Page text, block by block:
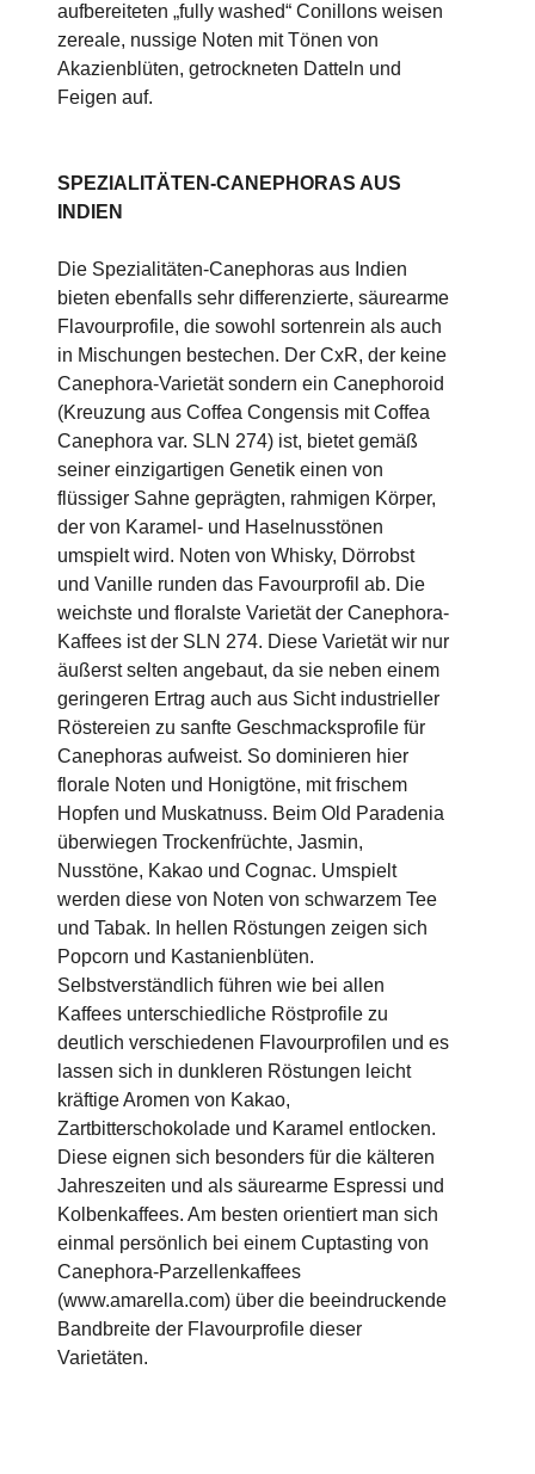
aufbereiteten „fully washed“ Conillons weisen
zereale, nussige Noten mit Tönen von
Akazienblüten, getrockneten Datteln und
Feigen auf.
SPEZIALITÄTEN-CANEPHORAS AUS
INDIEN
Die Spezialitäten-Canephoras aus Indien
bieten ebenfalls sehr differenzierte, säurearme
Flavourprofile, die sowohl sortenrein als auch
in Mischungen bestechen. Der CxR, der keine
Canephora-Varietät sondern ein Canephoroid
(Kreuzung aus Coffea Congensis mit Coffea
Canephora var. SLN 274) ist, bietet gemäß
seiner einzigartigen Genetik einen von
flüssiger Sahne geprägten, rahmigen Körper,
der von Karamel- und Haselnusstönen
umspielt wird. Noten von Whisky, Dörrobst
und Vanille runden das Favourprofil ab. Die
weichste und floralste Varietät der Canephora-
Kaffees ist der SLN 274. Diese Varietät wir nur
äußerst selten angebaut, da sie neben einem
geringeren Ertrag auch aus Sicht industrieller
Röstereien zu sanfte Geschmacksprofile für
Canephoras aufweist. So dominieren hier
florale Noten und Honigtöne, mit frischem
Hopfen und Muskatnuss. Beim Old Paradenia
überwiegen Trockenfrüchte, Jasmin,
Nusstöne, Kakao und Cognac. Umspielt
werden diese von Noten von schwarzem Tee
und Tabak. In hellen Röstungen zeigen sich
Popcorn und Kastanienblüten.
Selbstverständlich führen wie bei allen
Kaffees unterschiedliche Röstprofile zu
deutlich verschiedenen Flavourprofilen und es
lassen sich in dunkleren Röstungen leicht
kräftige Aromen von Kakao,
Zartbitterschokolade und Karamel entlocken.
Diese eignen sich besonders für die kälteren
Jahreszeiten und als säurearme Espressi und
Kolbenkaffees. Am besten orientiert man sich
einmal persönlich bei einem Cuptasting von
Canephora-Parzellenkaffees
(www.amarella.com) über die beeindruckende
Bandbreite der Flavourprofile dieser
Varietäten.